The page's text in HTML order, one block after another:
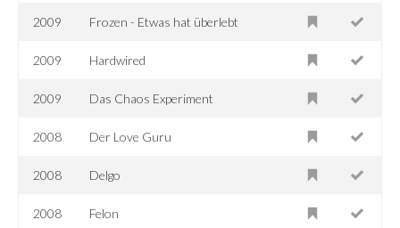
2009 Frozen - Etwas hat überlebt
2009 Hardwired
2009 Das Chaos Experiment
2008 Der Love Guru
2008 Delgo
2008 Felon